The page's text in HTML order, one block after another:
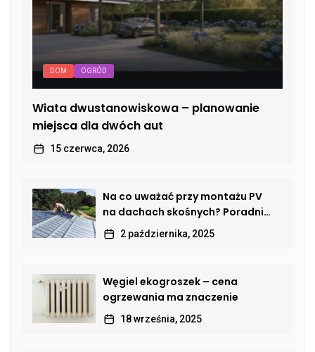
DOM OGRÓD
Wiata dwustanowiskowa – planowanie
miejsca dla dwóch aut
15 czerwca, 2026
Na co uważać przy montażu PV
na dachach skośnych? Poradnik
dla właścicieli domów
2 października, 2025
Węgiel ekogroszek – cena
ogrzewania ma znaczenie
18 września, 2025